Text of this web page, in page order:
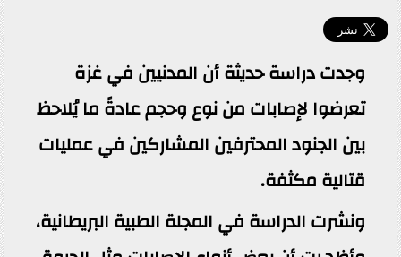
وجدت دراسة حديثة أن المدنيين في غزة
تعرضوا لإصابات من نوع وحجم عادةً ما يُلاحظ
بين الجنود المحترفين المشاركين في عمليات
قتالية مكثفة.
ونشرت الدراسة في المجلة الطبية البريطانية،